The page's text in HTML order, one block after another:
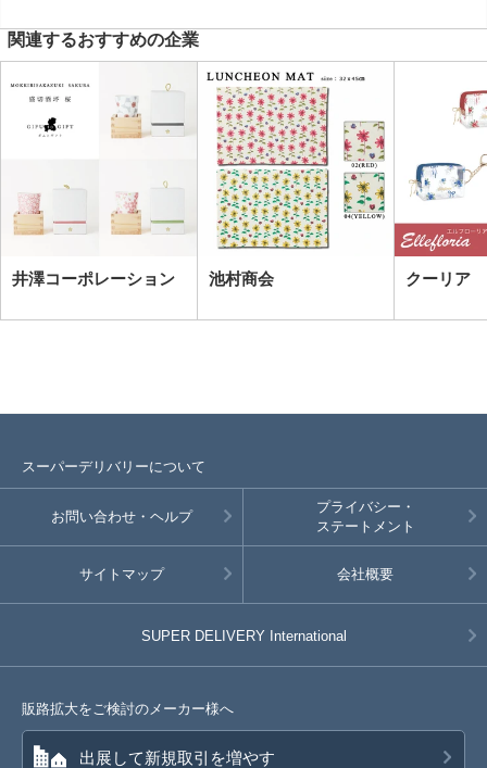
関連するおすすめの企業
井澤コーポレーション 池村商会 クーリア
スーパーデリバリーについて
お問い合わせ・ヘルプ
プライバシー・
ステートメント
サイトマップ 会社概要
SUPER DELIVERY International
販路拡大をご検討のメーカー様へ
出展して新規取引を増やす